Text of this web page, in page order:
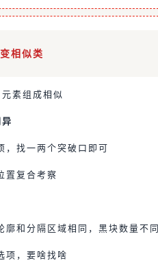
相似类
元素组成相似
找一两个突破口即可
置复合考察
和分隔区域相同，黑块数量不同
项，要啥找啥